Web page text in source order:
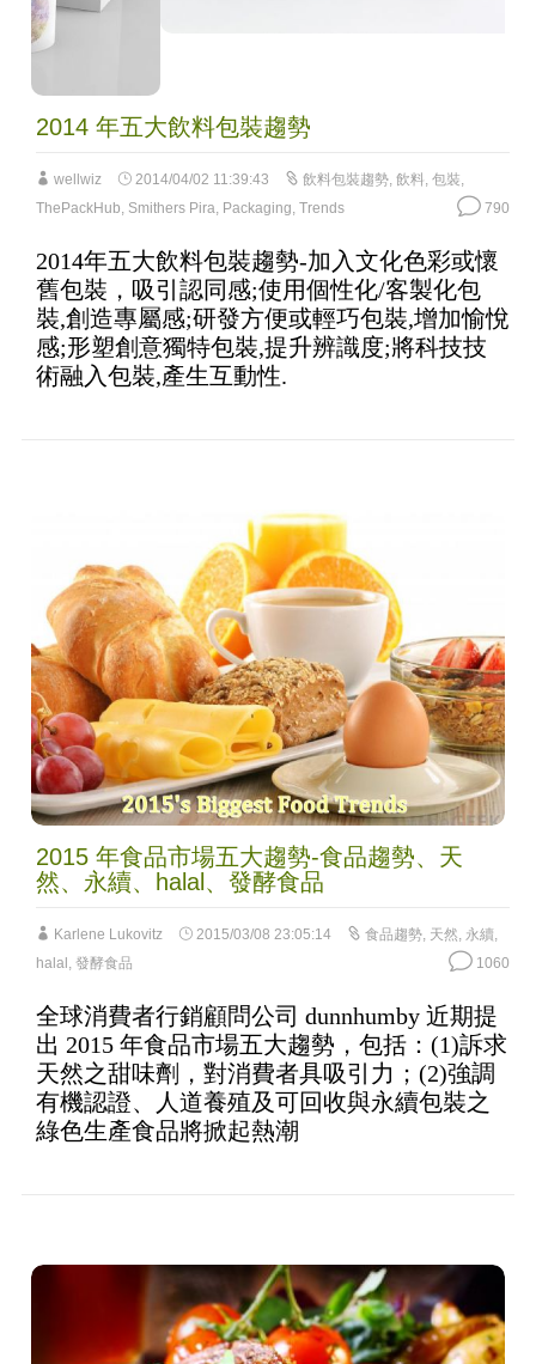
wellwiz 2014/04/02 11:39:43 飲料包裝趨勢
2014年五大飲料包裝趨勢-加入文化色彩或懷
裝,創造專屬感;研發方便或輕巧包裝,增加愉悅
感;形塑創意獨特包裝,提升辨識度;將科技技
術融入包裝,產生互動性.
2015 年食品市場五大趨勢-食品趨勢、天
然、永續、halal、發酵食品
Karlene Lukovitz 2015/03/08 23:05:14 食品趨勢, 天然 ,
全球消費者行銷顧問公司 dunnhumby 近期提
天然之甜味劑，對消費者具吸引力；(2)強調
有機認證、人道養殖及可回收與永續包裝之
綠色生產食品將掀起熱潮